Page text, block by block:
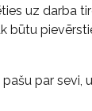
uz darba
būtu
par sevi,